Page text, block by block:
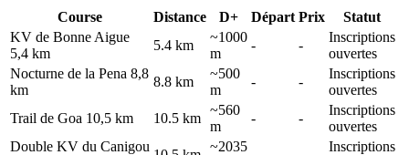
Course Distance D+ Départ Prix
Statut
KV de Bonne Aigue
5,4 km
5.4 km
~1000
m
- -
Inscriptions
ouvertes
Nocturne de la Pena 8,8
km
8.8 km
~500
m
- -
Inscriptions
ouvertes
Trail de Goa 10,5 km
10.5 km
~560
m
- -
Inscriptions
ouvertes
Double KV du Canigou
~2035
Inscriptions